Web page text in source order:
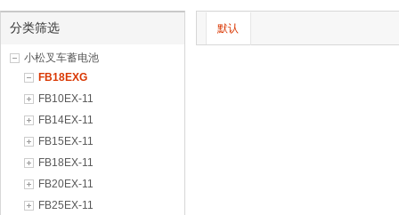
分类筛选
小松叉车蓄电池
FB18EXG
FB10EX-11
FB14EX-11
FB15EX-11
FB18EX-11
FB20EX-11
FB25EX-11
默认